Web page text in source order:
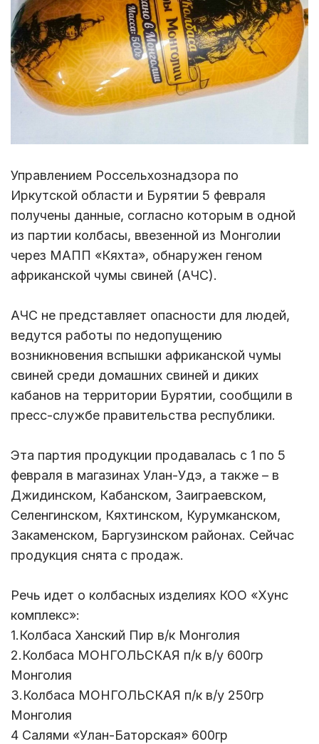
Управлением Россельхознадзора по
Иркутской области и Бурятии 5 февраля
получены данные, согласно которым в одной
из партии колбасы, ввезенной из Монголии
через МАПП «Кяхта», обнаружен геном
африканской чумы свиней (АЧС).
АЧС не представляет опасности для людей,
ведутся работы по недопущению
возникновения вспышки африканской чумы
свиней среди домашних свиней и диких
кабанов на территории Бурятии, сообщили в
пресс-службе правительства республики.
Эта партия продукции продавалась с 1 по 5
февраля в магазинах Улан-Удэ, а также – в
Джидинском, Кабанском, Заиграевском,
Селенгинском, Кяхтинском, Курумканском,
Закаменском, Баргузинском районах. Сейчас
продукция снята с продаж.
Речь идет о колбасных изделиях КОО «Хунс
комплекс»:
1.Колбаса Ханский Пир в/к Монголия
2.Колбаса МОНГОЛЬСКАЯ п/к в/у 600гр
Монголия
3.Колбаса МОНГОЛЬСКАЯ п/к в/у 250гр
Монголия
4 Салями «Улан-Баторская» 600гр